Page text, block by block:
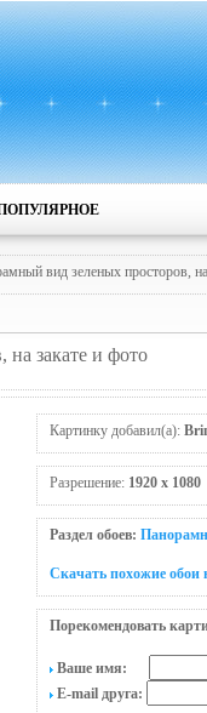
вид зеленых просторов, на
на закате и фото
Картинку добавил(а):
Разрешение: 1920 x 1080
Раздел обоев:
Скачать похожие обои
Порекомендовать
Ваше имя:
E-mail друга: